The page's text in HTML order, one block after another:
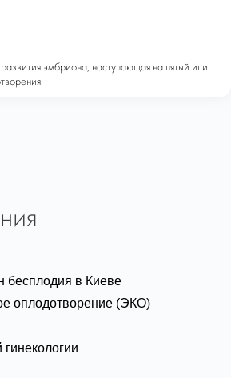
эмбриона, наступающая на пятый или
бесплодия в Киеве
оплодотворение (ЭКО)